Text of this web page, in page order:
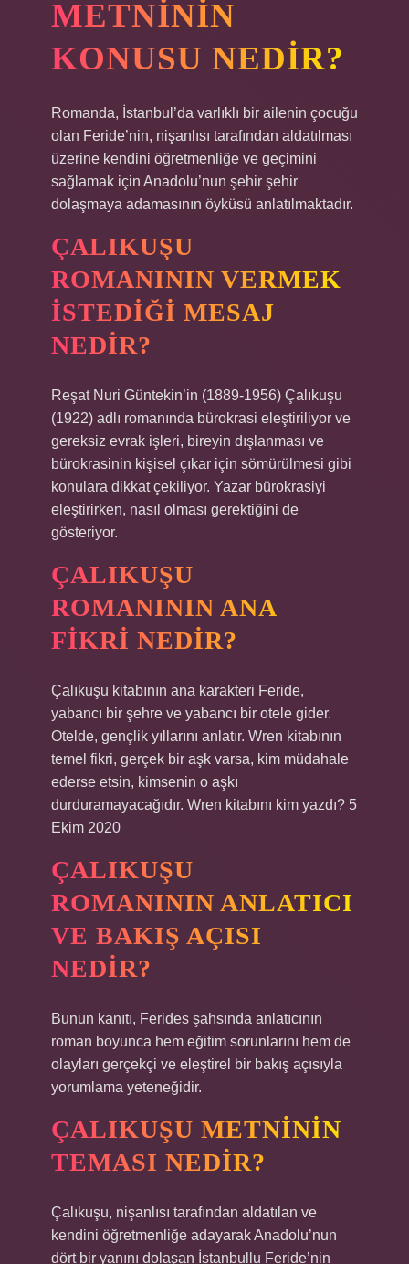
METNININ
KONUSU NEDIR?
Romanda, İstanbul’da varlıklı bir ailenin çocuğu
olan Feride’nin, nişanlısı tarafından aldatılması
üzerine kendini öğretmenliğe ve geçimini
sağlamak için Anadolu’nun şehir şehir
dolaşmaya adamasının öyküsü anlatılmaktadır.
ÇALIKUŞU
ROMANININ VERMEK
ISTEDIĞI MESAJ
NEDIR?
Reşat Nuri Güntekin’in (1889-1956) Çalıkuşu
(1922) adlı romanında bürokrasi eleştiriliyor ve
gereksiz evrak işleri, bireyin dışlanması ve
bürokrasinin kişisel çıkar için sömürülmesi gibi
konulara dikkat çekiliyor. Yazar bürokrasiyi
eleştirirken, nasıl olması gerektiğini de
gösteriyor.
ÇALIKUŞU
ROMANININ ANA
FIKRI NEDIR?
Çalıkuşu kitabının ana karakteri Feride,
yabancı bir şehre ve yabancı bir otele gider.
Otelde, gençlik yıllarını anlatır. Wren kitabının
temel fikri, gerçek bir aşk varsa, kim müdahale
ederse etsin, kimsenin o aşkı
durduramayacağıdır. Wren kitabını kim yazdı? 5
Ekim 2020
ÇALIKUŞU
ROMANININ ANLATICI
VE BAKIŞ AÇISI
NEDIR?
Bunun kanıtı, Ferides şahsında anlatıcının
roman boyunca hem eğitim sorunlarını hem de
olayları gerçekçi ve eleştirel bir bakış açısıyla
yorumlama yeteneğidir.
ÇALIKUŞU METNININ
TEMASI NEDIR?
Çalıkuşu, nişanlısı tarafından aldatılan ve
kendini öğretmenliğe adayarak Anadolu’nun
dört bir yanını dolaşan İstanbullu Feride’nin